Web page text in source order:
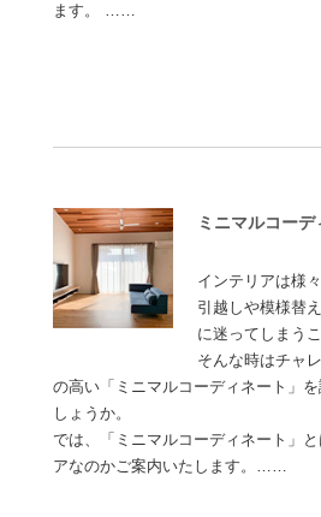
ます。 ……
ミニマルコー
インテリアは様
引越しや模様替
に迷ってしまう
そんな時はチャ
の高い「ミニマルコーディネート」
しょうか。
では、「ミニマルコーディネート」
アなのかご案内いたします。……